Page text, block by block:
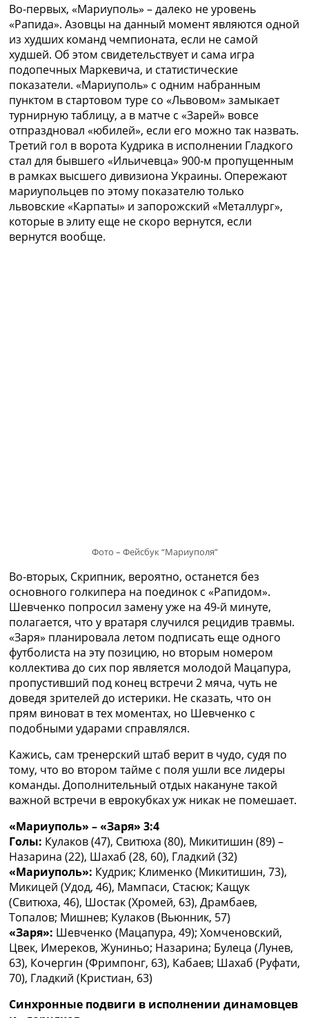
Во-первых, «Мариуполь» – далеко не уровень
«Рапида». Азовцы на данный момент являются одной
из худших команд чемпионата, если не самой
худшей. Об этом свидетельствует и сама игра
подопечных Маркевича, и статистические
показатели. «Мариуполь» с одним набранным
пунктом в стартовом туре со «Львовом» замыкает
турнирную таблицу, а в матче с «Зарей» вовсе
отпраздновал «юбилей», если его можно так назвать.
Третий гол в ворота Кудрика в исполнении Гладкого
стал для бывшего «Ильичевца» 900-м пропущенным
в рамках высшего дивизиона Украины. Опережают
мариупольцев по этому показателю только
львовские «Карпаты» и запорожский «Металлург»,
которые в элиту еще не скоро вернутся, если
вернутся вообще.
Фото – Фейсбук “Мариуполя”
Во-вторых, Скрипник, вероятно, останется без
основного голкипера на поединок с «Рапидом».
Шевченко попросил замену уже на 49-й минуте,
полагается, что у вратаря случился рецидив травмы.
«Заря» планировала летом подписать еще одного
футболиста на эту позицию, но вторым номером
коллектива до сих пор является молодой Мацапура,
пропустивший под конец встречи 2 мяча, чуть не
доведя зрителей до истерики. Не сказать, что он
прям виноват в тех моментах, но Шевченко с
подобными ударами справлялся.
Кажись, сам тренерский штаб верит в чудо, судя по
тому, что во втором тайме с поля ушли все лидеры
команды. Дополнительный отдых накануне такой
важной встречи в еврокубках уж никак не помешает.
«Мариуполь» – «Заря» 3:4
Голы: Кулаков (47), Свитюха (80), Микитишин (89) –
Назарина (22), Шахаб (28, 60), Гладкий (32)
«Мариуполь»: Кудрик; Клименко (Микитишин, 73),
Микицей (Удод, 46), Мампаси, Стасюк; Кащук
(Свитюха, 46), Шостак (Хромей, 63), Драмбаев,
Топалов; Мишнев; Кулаков (Вьюнник, 57)
«Заря»: Шевченко (Мацапура, 49); Хомченовский,
Цвек, Имереков, Жуниньо; Назарина; Булеца (Лунев,
63), Кочергин (Фримпонг, 63), Кабаев; Шахаб (Руфати,
70), Гладкий (Кристиан, 63)
Синхронные подвиги в исполнении динамовцев